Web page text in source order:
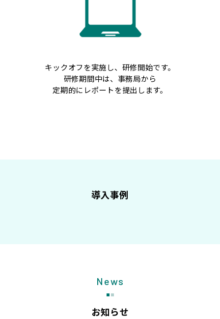
キックオフを実施し、研修開始です。
研修期間中は、事務局から
定期的にレポートを提出します。
導入事例
News
お知らせ